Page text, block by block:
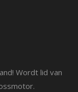
Wordt lid van